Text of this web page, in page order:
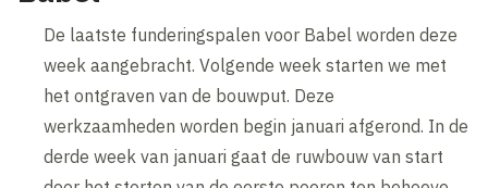
De laatste funderingspalen voor Babel worden deze
week aangebracht. Volgende week starten we met
het ontgraven van de bouwput. Deze
werkzaamheden worden begin januari afgerond. In de
derde week van januari gaat de ruwbouw van start